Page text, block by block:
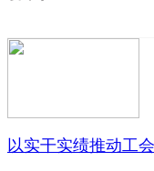
以实干实绩推动工